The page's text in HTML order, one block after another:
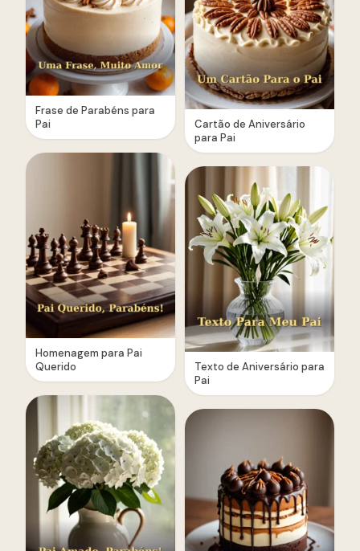
Frase de Parabéns para
Pai
Homenagem para Pai
Querido
Cartão de Aniversário
para Pai
Texto de Aniversário para
Pai